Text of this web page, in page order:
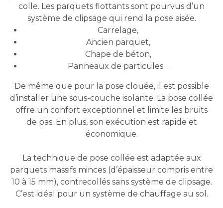
colle. Les parquets flottants sont pourvus d’un
système de clipsage qui rend la pose aisée.
Carrelage,
Ancien parquet,
Chape de béton,
Panneaux de particules…
De même que pour la pose clouée, il est possible
d’installer une sous-couche isolante. La pose collée
offre un confort exceptionnel et limite les bruits
de pas. En plus, son exécution est rapide et
économique.
La technique de pose collée est adaptée aux
parquets massifs minces (d’épaisseur compris entre
10 à 15 mm), contrecollés sans système de clipsage.
C’est idéal pour un système de chauffage au sol.